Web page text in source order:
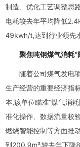
制造、优化工艺调整思
电耗较去年平均降低
49kwh/t,达到行业领先
聚焦吨钢煤气消耗“
随着公司煤气发电
生产经营的重要经济指
本,该单位瞄准“煤气消
准化操作、数据流量校
燃烧智能控制等方面推
到200.9m³,较去年下降